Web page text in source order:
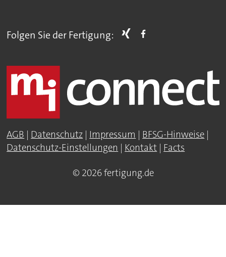
Folgen Sie der Fertigung:
AGB | Datenschutz | Impressum | BFSG-Hinweise |
Datenschutz-Einstellungen | Kontakt | Facts
© 2026 fertigung.de